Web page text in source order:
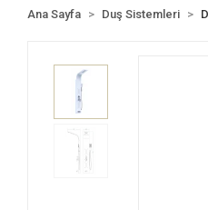
Ana Sayfa Duş Sistemleri